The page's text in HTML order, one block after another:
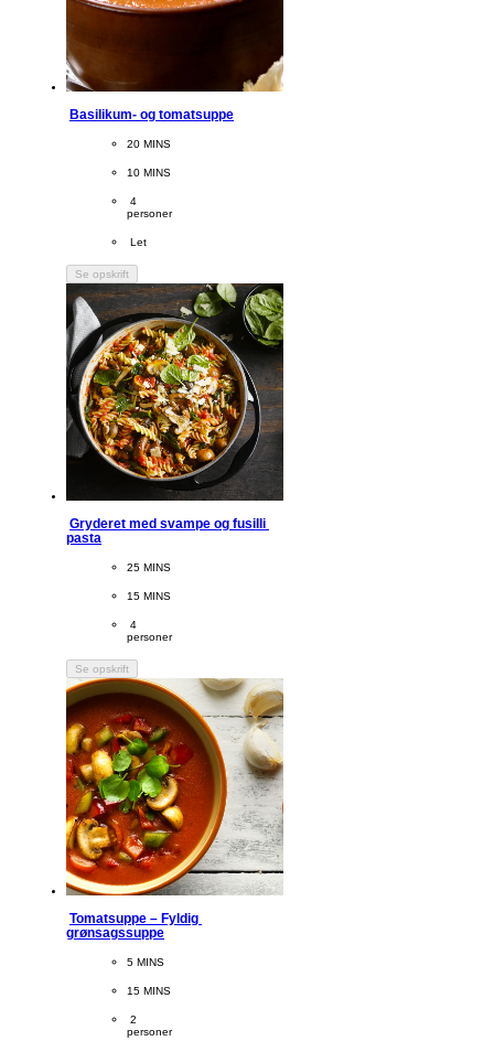
Basilikum- og tomatsuppe
CookingTime
20 MINS
PreparationTime
10 MINS
Servings
4
personer
Difficulty
Let
Se opskrift
Gryderet med svampe og fusilli
pasta
CookingTime
25 MINS
PreparationTime
15 MINS
Servings
4
personer
Se opskrift
Tomatsuppe – Fyldig
grønsagssuppe
CookingTime
5 MINS
PreparationTime
15 MINS
Servings
2
personer